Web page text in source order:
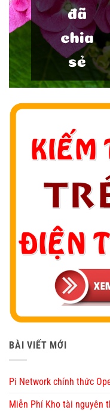
BÀI VIẾT MỚI
Pi Network chính thức
Miễn Phí Kho tài nguyên